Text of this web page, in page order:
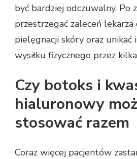
być bardziej odczuwalny. Po
przestrzegać zaleceń lekarza
pielęgnacji skóry oraz
wysiłku fizycznego przez
Czy botoks i
hialuronowy
stosować razem
Coraz więcej pacjentów